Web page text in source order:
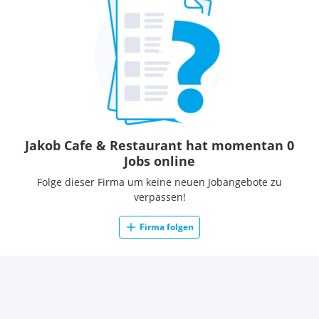
Jakob Cafe & Restaurant hat momentan 0
Jobs online
Folge dieser Firma um keine neuen Jobangebote zu
verpassen!
Firma folgen